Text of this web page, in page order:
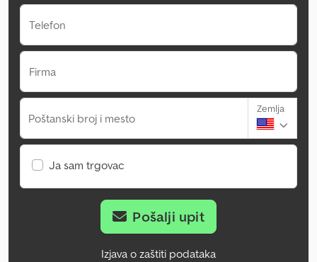
Telefon
Firma
Poštanski broj i mesto
Zemlja
Ja sam trgovac
Pošalji upit
Izjava o zaštiti podataka